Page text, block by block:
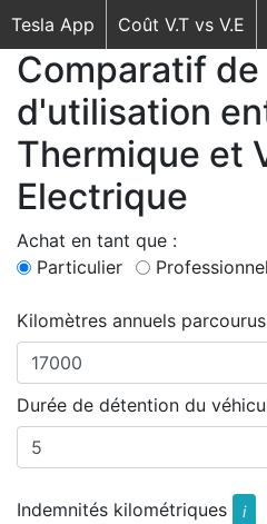
Tesla App Coût V.T vs V.E
Comparatif
d'utilisation
Thermique et
Electrique
Achat en tant que :
Particulier
Professionnel
Kilomètres annuels parcourus
Durée de détention du
Indemnités kilométriques i